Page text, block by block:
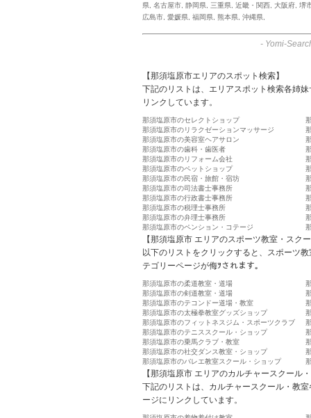
県 名古屋市 静岡県 三重県 近畿・関西 大阪府 堺
広島市 愛媛県 福岡県 熊本県 沖縄県
- Yomi-
【那須塩原市エリアのスポット検索】
下記のリストは、エリアスポット検索各姉
リンクしています。
那須塩原市のセレクトショップ
那須塩原市のリラクゼーションマッサージ
那須塩原市の美容室ヘアサロン
那須塩原市の歯科・歯医者
那須塩原市のリフォーム会社
那須塩原市のペットショップ
那須塩原市の民宿・旅館・宿坊
那須塩原市の司法書士事務所
那須塩原市の行政書士事務所
那須塩原市の税理士事務所
那須塩原市の弁理士事務所
那須塩原市のペンション・コテージ
【那須塩原市 エリアのスポーツ教室・スク
以下のリストをクリックすると、スポーツ
テゴリーページが侮ｦされます。
那須塩原市の柔道教室・道場
那須塩原市の剣道教室・道場
那須塩原市のテコンドー道場・教室
那須塩原市の太極拳教室グッズショップ
那須塩原市のフィットネスジム・スポーツクラブ
那須塩原市のテニススクール・ショップ
那須塩原市の乗馬クラブ・教室
那須塩原市の社交ダンス教室・ショップ
那須塩原市のバレエ教室スクール・ショップ
【那須塩原市 エリアのカルチャースクール
下記のリストは、カルチャースクール・教
ージにリンクしています。